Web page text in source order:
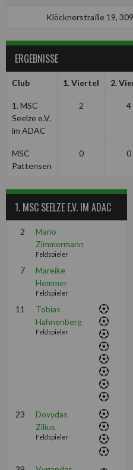
Klöcknerstraße 19,
ERGEBNISSE
Club 1. Viertel 2.
1. MSC
Seelze e.V.
im ADAC
2 4
MSC
Pattensen
0 0
1. MSC SEELZE E.V. IM ADAC
2
Mario
Zimmermann
Feldspieler
7
Mareike
Hemmer
Feldspieler
11
Tobias
Hahnenberg
Feldspieler
23
Dovydas
Zilius
Feldspieler